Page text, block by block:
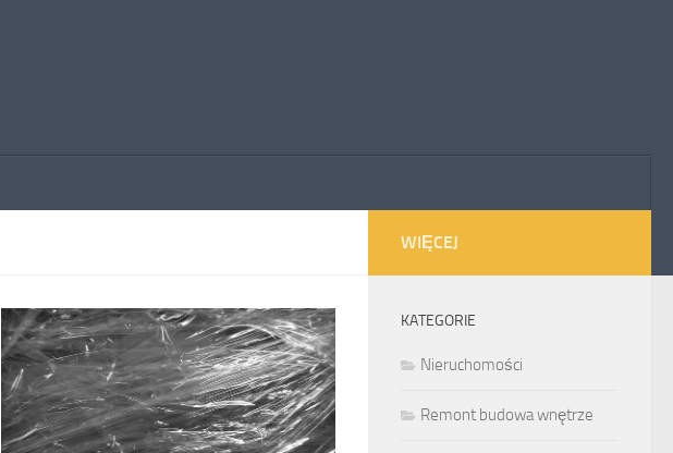
WIĘCEJ
KATEGORIE
Nieruchomości
Remont budowa wnętrze